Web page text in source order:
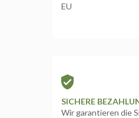
EU
SICHERE
Wir garantieren die